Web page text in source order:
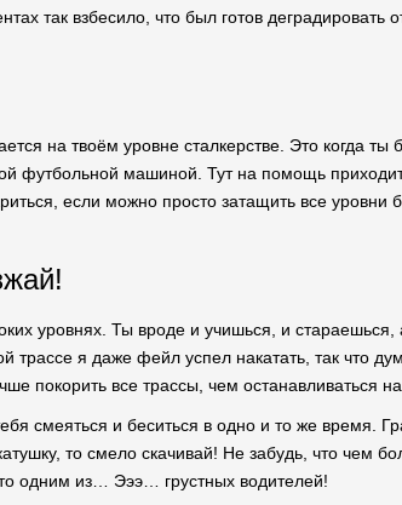
так взбесило, что был готов деградировать
на твоём уровне сталкерстве. Это когда ты
футбольной машиной. Тут на помощь
если можно просто затащить все уровни
уровнях. Ты вроде и учишься, и
я даже фейл успел накатать, так что
покорить все трассы, чем останавливаться на
смеяться и беситься в одно и то же время.
то смело скачивай! Не забудь, что чем
одним из… Эээ… грустных водителей!